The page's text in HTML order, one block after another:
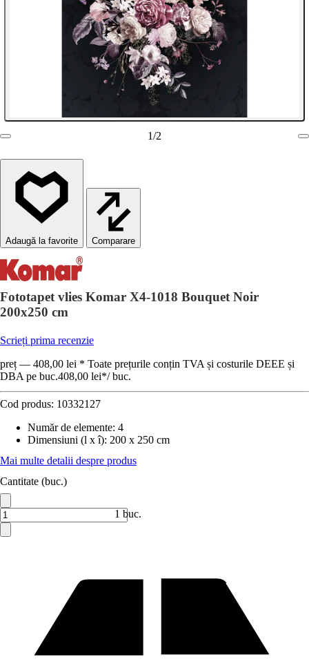
1/2
Comparare
Fototapet vlies Komar X4-1018 Bouquet Noir
200x250 cm
Scrieți prima recenzie
preț — 408,00 lei * Toate prețurile conțin TVA și costurile DEEE și
DBA pe buc.408,00 lei*/ buc.
Cod produs: 10332127
Număr de elemente: 4
Dimensiuni (l x î): 200 x 250 cm
Mai multe detalii despre produs
Cantitate (buc.)
1 buc.